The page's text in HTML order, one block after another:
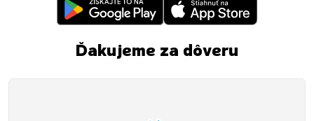
Ďakujeme za dôveru